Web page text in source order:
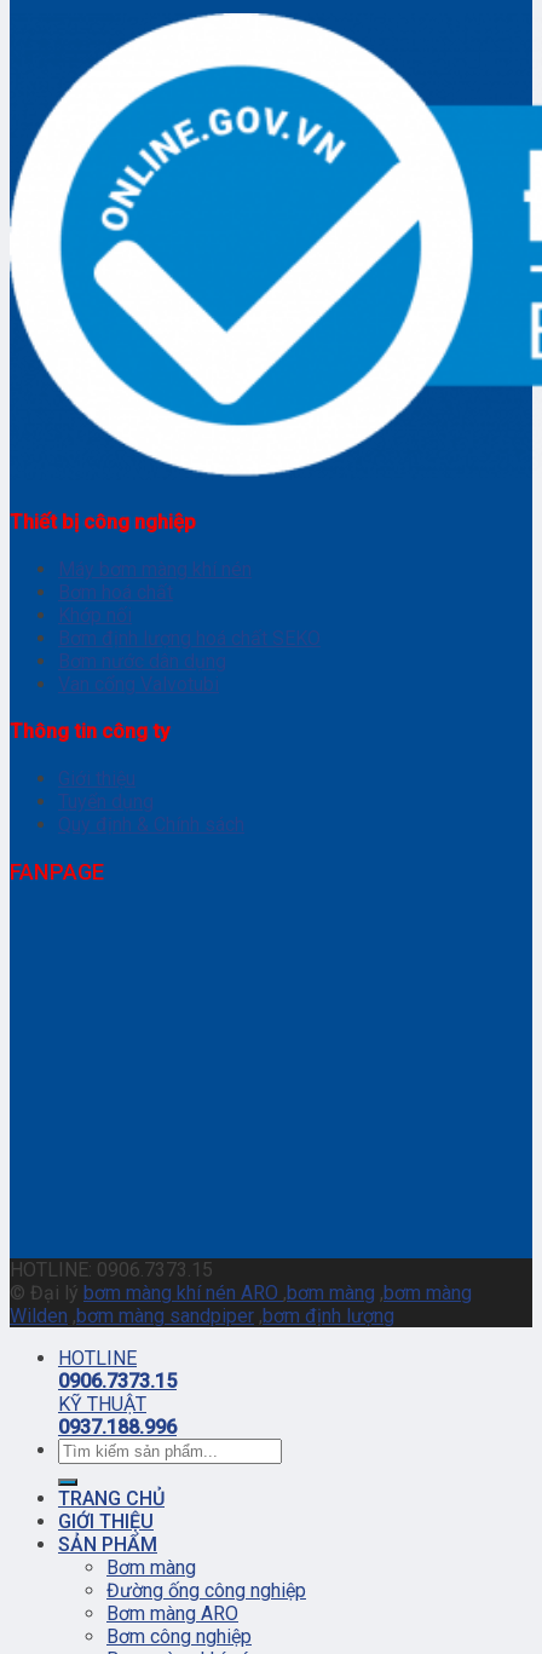
Thiết bị công nghiệp
Máy bơm màng khí nén
Bơm hoá chất
Khớp nối
Bơm định lượng hoá chất SEKO
Bơm nước dân dụng
Van cổng Valvotubi
Thông tin công ty
Giới thiệu
Tuyển dụng
Quy định & Chính sách
FANPAGE
HOTLINE: 0906.7373.15
© Đại lý bơm màng khí nén ARO ,bơm màng ,bơm màng
Wilden ,bơm màng sandpiper ,bơm định lượng
HOTLINE
0906.7373.15
KỸ THUẬT
0937.188.996
TRANG CHỦ
GIỚI THIỆU
SẢN PHẨM
Bơm màng
Đường ống công nghiệp
Bơm màng ARO
Bơm công nghiệp